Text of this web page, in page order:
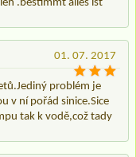
.bestimmt alles ist
01. 07. 2017
problém je
v ní pořád sinice.Sice
tak k vodě,což tady